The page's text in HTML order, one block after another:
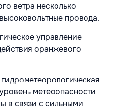
ветра несколько
провода.
управление
оранжевого
метеоопасности
в связи с сильными